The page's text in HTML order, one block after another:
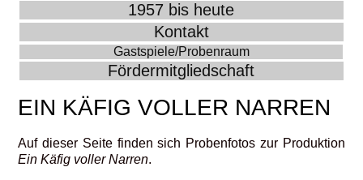
1957 bis heute
Kontakt
Gastspiele/Probenraum
Fördermitgliedschaft
EIN KÄFIG VOLLER NARREN
Auf dieser Seite finden sich Probenfotos zur Produktion
Ein Käfig voller Narren.